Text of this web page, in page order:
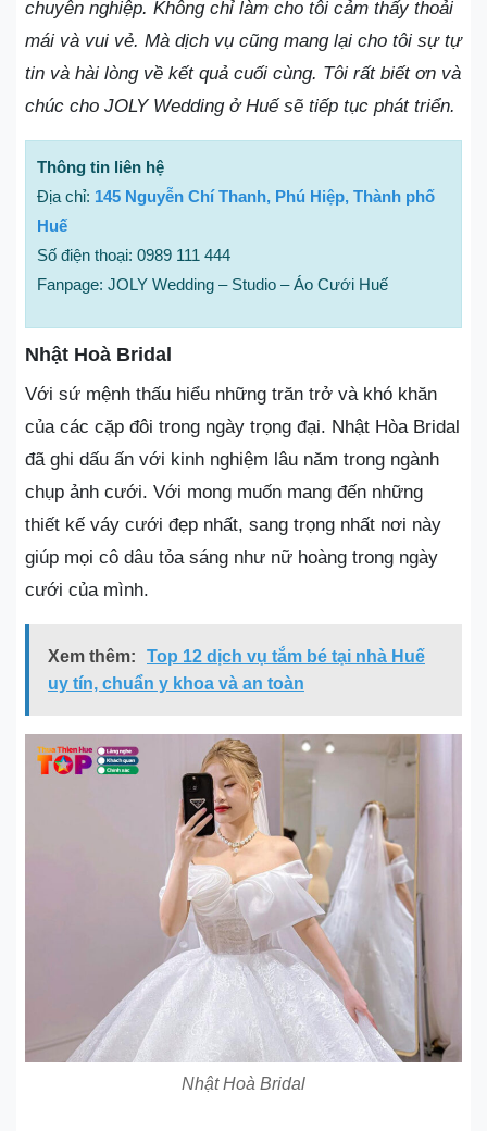
chuyên nghiệp. Không chỉ làm cho tôi cảm thấy thoải
mái và vui vẻ. Mà dịch vụ cũng mang lại cho tôi sự tự
tin và hài lòng về kết quả cuối cùng. Tôi rất biết ơn và
chúc cho JOLY Wedding ở Huế sẽ tiếp tục phát triển.
Thông tin liên hệ
Địa chỉ: 145 Nguyễn Chí Thanh, Phú Hiệp, Thành phố
Huế
Số điện thoại: 0989 111 444
Fanpage: JOLY Wedding – Studio – Áo Cưới Huế
Nhật Hoà Bridal
Với sứ mệnh thấu hiểu những trăn trở và khó khăn
của các cặp đôi trong ngày trọng đại. Nhật Hòa Bridal
đã ghi dấu ấn với kinh nghiệm lâu năm trong ngành
chụp ảnh cưới. Với mong muốn mang đến những
thiết kế váy cưới đẹp nhất, sang trọng nhất nơi này
giúp mọi cô dâu tỏa sáng như nữ hoàng trong ngày
cưới của mình.
Xem thêm:
Top 12 dịch vụ tắm bé tại nhà Huế
uy tín, chuẩn y khoa và an toàn
Nhật Hoà Bridal